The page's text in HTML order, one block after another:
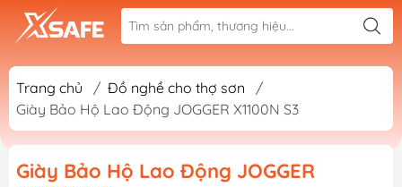
Trang chủ / Đồ nghề cho thợ sơn
/
Giày Bảo Hộ Lao Động JOGGER X1100N S3
Giày Bảo Hộ Lao Động JOGGER